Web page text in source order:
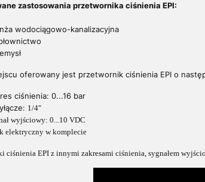
zastosowania przetwornika ciśnienia EPI:
wodociągowo-kanalizacyjna
oferowany jest przetwornik ciśnienia EPI o
ciśnienia: 0...16 bar
1/4"
wyjściowy: 0...10 VDC
elektryczny w komplecie
ciśnienia EPI z innymi zakresami ciśnienia, sygnałem